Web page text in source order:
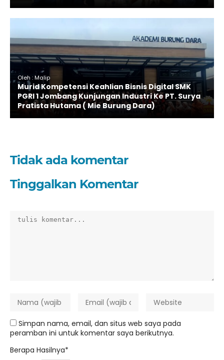
Oleh : Malip
Murid Kompetensi Keahlian Bisnis Digital SMK
PGRI 1 Jombang Kunjungan Industri Ke PT. Surya
Pratista Hutama ( Mie Burung Dara)
Tidak ada komentar
Tinggalkan Komentar
Simpan nama, email, dan situs web saya pada
peramban ini untuk komentar saya berikutnya.
Berapa Hasilnya*